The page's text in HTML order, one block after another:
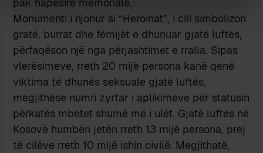
pak hapësirë memoriale.
Monumenti i njohur si “Heroinat”, i cili simbolizon
gratë, burrat dhe fëmijët e dhunuar gjatë luftës,
përfaqëson një nga përjashtimet e rralla. Sipas
vlerësimeve, rreth 20 mijë persona kanë qenë
viktima të dhunës seksuale gjatë luftës,
megjithëse numri zyrtar i aplikimeve për statusin
përkatës mbetet shumë më i ulët. Gjatë luftës në
Kosovë humbën jetën rreth 13 mijë persona, prej
të cilëve rreth 10 mijë ishin civilë. Megjithatë,